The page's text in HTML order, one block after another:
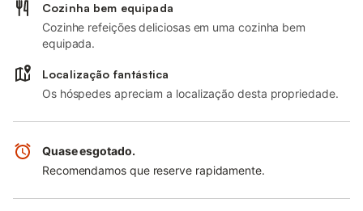
Cozinha bem equipada
Cozinhe refeições deliciosas em uma cozinha bem
equipada.
Localização fantástica
Os hóspedes apreciam a localização desta propriedade.
Quase esgotado.
Recomendamos que reserve rapidamente.